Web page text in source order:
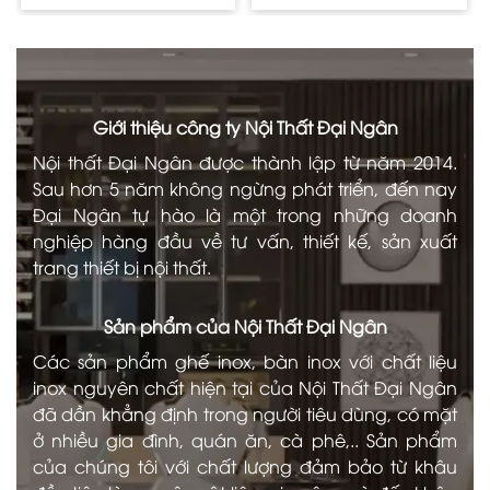
Giới thiệu công ty Nội Thất Đại Ngân
Nội thất Đại Ngân được thành lập từ năm 2014.
Sau hơn 5 năm không ngừng phát triển, đến nay
Đại Ngân tự hào là một trong những doanh
nghiệp hàng đầu về tư vấn, thiết kế, sản xuất
trang thiết bị nội thất.
Sản phẩm của Nội Thất Đại Ngân
Các sản phẩm ghế inox, bàn inox với chất liệu
inox nguyên chất hiện tại của Nội Thất Đại Ngân
đã dần khẳng định trong người tiêu dùng, có mặt
ở nhiều gia đình, quán ăn, cà phê,.. Sản phẩm
của chúng tôi với chất lượng đảm bảo từ khâu